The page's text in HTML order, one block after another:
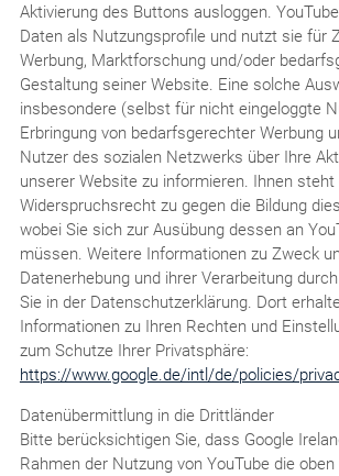
Aktivierung des Buttons ausloggen.
Daten als Nutzungsprofile und nutzt sie für
Werbung, Marktforschung und/oder
Gestaltung seiner Website. Eine solche
insbesondere (selbst für nicht eingeloggte
Erbringung von bedarfsgerechter Werbung
Nutzer des sozialen Netzwerks über Ihre
unserer Website zu informieren. Ihnen steht
Widerspruchsrecht zu gegen die Bildung
wobei Sie sich zur Ausübung dessen an
müssen. Weitere Informationen zu Zweck
Datenerhebung und ihrer Verarbeitung
Sie in der Datenschutzerklärung. Dort
Informationen zu Ihren Rechten und
zum Schutze Ihrer Privatsphäre:
https://www.google.de/intl/de/policies/
Datenübermittlung in die Drittländer
Bitte berücksichtigen Sie, dass Google
Rahmen der Nutzung von YouTube die